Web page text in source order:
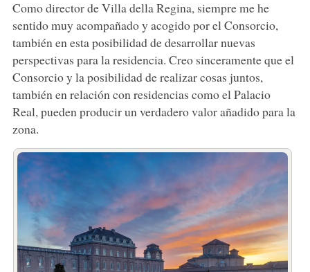
Como director de Villa della Regina, siempre me he
sentido muy acompañado y acogido por el Consorcio,
también en esta posibilidad de desarrollar nuevas
perspectivas para la residencia. Creo sinceramente que el
Consorcio y la posibilidad de realizar cosas juntos,
también en relación con residencias como el Palacio
Real, pueden producir un verdadero valor añadido para la
zona.